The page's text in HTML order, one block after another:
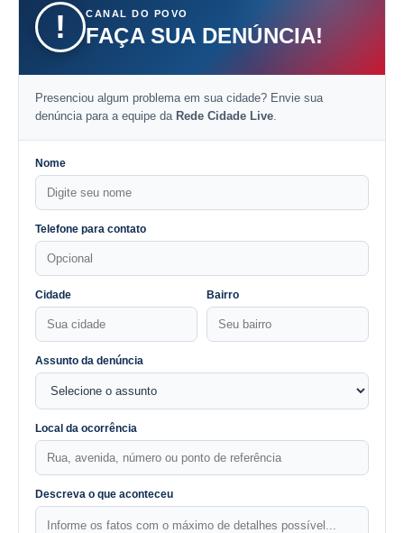
! CANAL DO POVO
FAÇA SUA DENÚNCIA!
Presenciou algum problema em sua cidade? Envie sua
denúncia para a equipe da Rede Cidade Live
Nome
Telefone para contato
Cidade Bairro
Assunto da denúncia
Local da ocorrência
Descreva o que aconteceu